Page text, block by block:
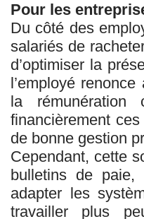
Pour les
Du côté des
salariés de
d’optimiser la
l’employé
la rémunération
financièrement
de bonne gestion
Cependant, cette
bulletins de paie,
adapter les
travailler plus